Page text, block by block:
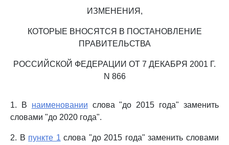
ИЗМЕНЕНИЯ,
КОТОРЫЕ ВНОСЯТСЯ В ПОСТАНОВЛЕНИЕ
ПРАВИТЕЛЬСТВА
РОССИЙСКОЙ ФЕДЕРАЦИИ ОТ 7 ДЕКАБРЯ 2001 Г.
N 866
1. В наименовании слова "до 2015 года" заменить
словами "до 2020 года".
2. В пункте 1 слова "до 2015 года" заменить словами